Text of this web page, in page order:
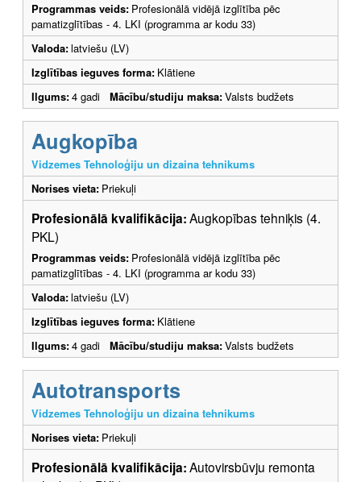
Programmas veids: Profesionālā vidējā izglītība pēc
pamatizglītības - 4. LKI (programma ar kodu 33)
Valoda:latviešu (LV)
Izglītības ieguves forma: Klātiene
Ilgums:4 gadi Mācību/studiju maksa:Valsts budžets
Augkopība
Vidzemes Tehnoloģiju un dizaina tehnikums
Norises vieta: Priekuļi
Profesionālā kvalifikācija:Augkopības tehniķis (4.
PKL)
Programmas veids: Profesionālā vidējā izglītība pēc
pamatizglītības - 4. LKI (programma ar kodu 33)
Valoda:latviešu (LV)
Izglītības ieguves forma: Klātiene
Ilgums:4 gadi Mācību/studiju maksa:Valsts budžets
Autotransports
Vidzemes Tehnoloģiju un dizaina tehnikums
Norises vieta: Priekuļi
Profesionālā kvalifikācija:Autovirsbūvju remonta